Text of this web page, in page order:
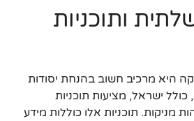
ותוכניות
היא מרכיב חשוב בהנחת יסודות
ישראל, מציעות תוכניות
מניקות. תוכניות אלו כוללות מידע